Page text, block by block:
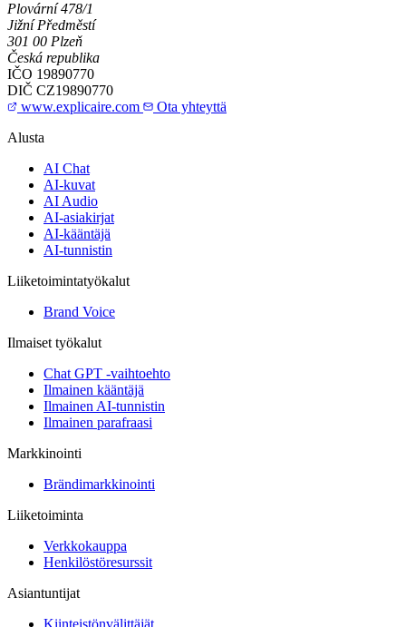
Plovární 478/1
Jižní Předměstí
301 00 Plzeň
Česká republika
IČO 19890770
DIČ CZ19890770
www.explicaire.com
Ota yhteyttä
Alusta
AI Chat
AI-kuvat
AI Audio
AI-asiakirjat
AI-kääntäjä
AI-tunnistin
Liiketoimintatyökalut
Brand Voice
Ilmaiset työkalut
Chat GPT -vaihtoehto
Ilmainen kääntäjä
Ilmainen AI-tunnistin
Ilmainen parafraasi
Markkinointi
Brändimarkkinointi
Liiketoiminta
Verkkokauppa
Henkilöstöresurssit
Asiantuntijat